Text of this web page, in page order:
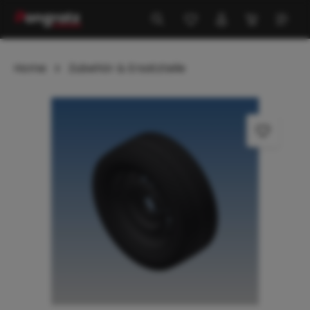
springen
Home Zubehör & Ersatzteile
Bildergalerie überspringen